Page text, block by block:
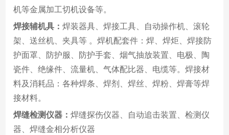
机等金属加工切机设备等。
焊接辅机具：焊装器具、焊接工具、自动操作机、滚轮
架、送丝机、夹具等 。焊机配套件：焊、焊炬、焊接防
护面罩、防护服、防护手套、烟气抽放装置、电极、陶
瓷件、绝缘件、流量机、气体配比器、电缆等。焊接材
料及消耗品：各种焊条、焊剂、焊丝、焊粉、焊膏等焊
接材料。
焊缝检测仪器：焊缝探伤仪器、自动追击装置、检测仪
器、焊缝金相分析仪器